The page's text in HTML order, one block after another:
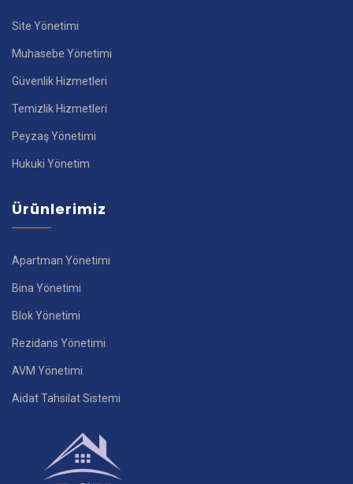
Site Yönetimi
Muhasebe Yönetimi
Güvenlik Hizmetleri
Temizlik Hizmetleri
Peyzaş Yönetimi
Hukuki Yönetim
Ürünlerimiz
Apartman Yönetimi
Bina Yönetimi
Blok Yönetimi
Rezidans Yönetimi
AVM Yönetimi
Aidat Tahsilat Sistemi